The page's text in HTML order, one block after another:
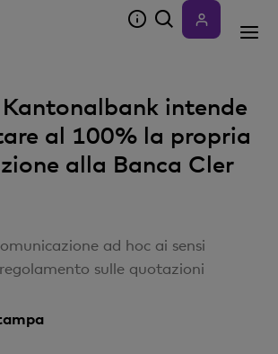
intende
al 100% la propria
alla Banca Cler
ad hoc ai sensi
sulle quotazioni